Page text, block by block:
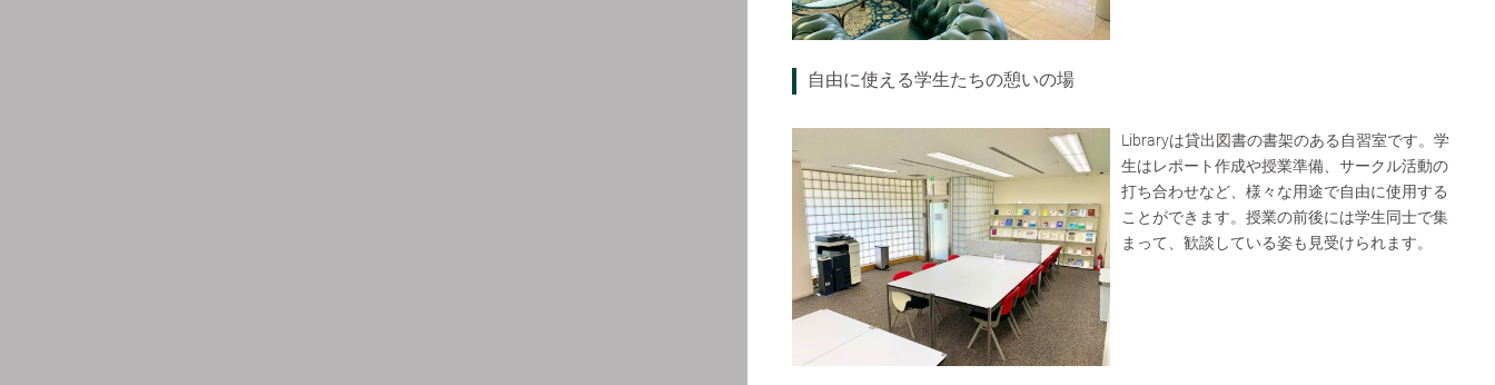
自由に使える学生たちの憩いの場
Libraryは貸出図書の書架のある自習室です。学
生はレポート作成や授業準備、サークル活動の
打ち合わせなど、様々な用途で自由に使用する
ことができます。授業の前後には学生同士で集
まって、歓談している姿も見受けられます。